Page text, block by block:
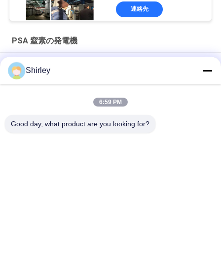
連絡先
PSA 窒素の発電機
ファイバーレーザー切削のための現場PSA窒素発電機 99.99%純
度と90%コスト削減
Shirley
6:59 PM
Good day, what product are you looking for?